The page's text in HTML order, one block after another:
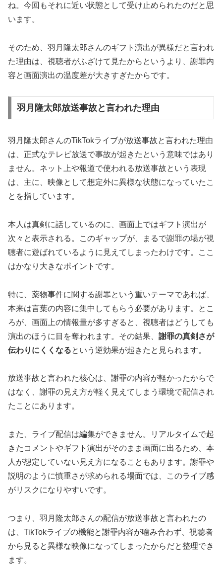
ね。今回もそれに近い状態として受け止められたのだと思
います。
そのため、羽月隆太郎さんのギフト演出が異様だと言われ
た理由は、視聴者がふざけて見たからというより、 謝罪内
容と画面演出の温度差が大きすぎたからです。
羽月隆太郎放送事故と言われた理由
羽月隆太郎さんのTikTokライブが放送事故と言われた理由
は、正式なテレビ放送で事故が起きたという意味ではあり
ません。ネット上や報道で使われる放送事故という表現
は、主に、映像として想定外に異様な状態になっていたこ
とを指しています。
本人は真剣に話しているのに、画面上ではギフト演出が
次々と表示される。このギャップが、まるで謝罪の場が視
聴者に遊ばれているように見えてしまったわけです。ここ
はかなり大きなポイントです。
特に、薬物事件に関する謝罪という重いテーマであれば、
本来は言葉の内容に集中してもらう必要があります。とこ
ろが、画面上の情報量が多すぎると、視聴者はどうしても
演出のほうに目を奪われます。その結果、 謝罪の真剣さが
伝わりにくくなるという逆効果が起きたと見られます。
放送事故と言われた核心は、謝罪の内容が軽かったからで
はなく、謝罪の見え方が軽く見えてしまう環境で配信され
たことにあります。
また、ライブ配信は編集ができません。リアルタイムで起
きたコメントやギフト演出がそのまま画面に出るため、本
人が想定していない見え方になることもあります。謝罪や
説明のように慎重さが求められる場面では、このライブ感
がリスクになりやすいです。
つまり、羽月隆太郎さんの配信が放送事故と言われたの
は、TikTokライブの機能と謝罪内容が噛み合わず、視聴者
から見ると異様な映像になってしまったからだと整理でき
ます。